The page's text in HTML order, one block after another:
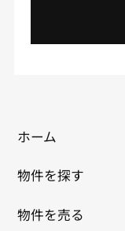
ホーム
物件を探す
物件を売る